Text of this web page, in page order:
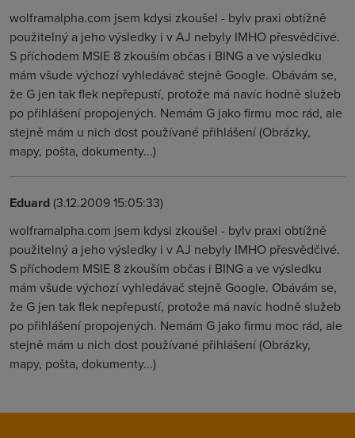
wolframalpha.com jsem kdysi zkoušel - bylv praxi obtížně
použitelný a jeho výsledky i v AJ nebyly IMHO přesvědčivé.
S příchodem MSIE 8 zkouším občas i BING a ve výsledku
mám všude výchozí vyhledávač stejně Google. Obávám se,
že G jen tak flek nepřepustí, protože má navíc hodně služeb
po přihlášení propojených. Nemám G jako firmu moc rád, ale
stejně mám u nich dost používané přihlášení (Obrázky,
mapy, pošta, dokumenty...)
Eduard(3.12.2009 15:05:33)
wolframalpha.com jsem kdysi zkoušel - bylv praxi obtížně
použitelný a jeho výsledky i v AJ nebyly IMHO přesvědčivé.
S příchodem MSIE 8 zkouším občas i BING a ve výsledku
mám všude výchozí vyhledávač stejně Google. Obávám se,
že G jen tak flek nepřepustí, protože má navíc hodně služeb
po přihlášení propojených. Nemám G jako firmu moc rád, ale
stejně mám u nich dost používané přihlášení (Obrázky,
mapy, pošta, dokumenty...)